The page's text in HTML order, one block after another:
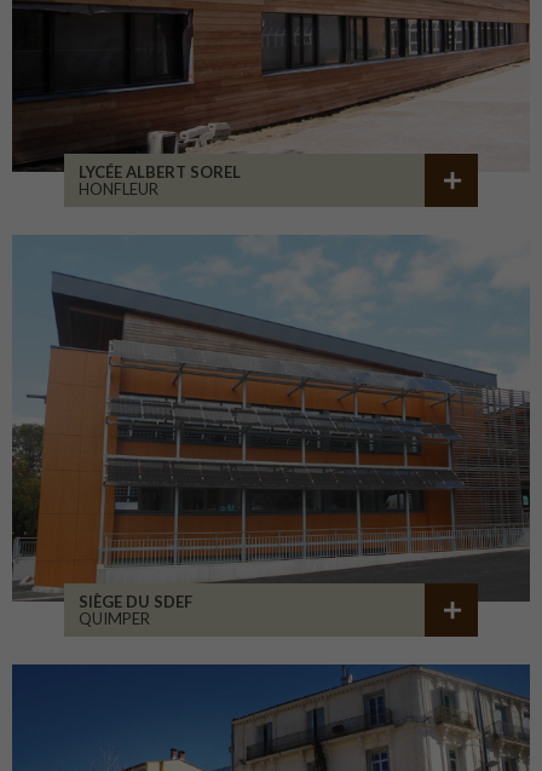
LYCÉE ALBERT SOREL
HONFLEUR
SIÈGE DU SDEF
QUIMPER